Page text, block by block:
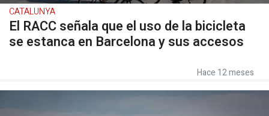
CATALUNYA
El RACC señala que el uso de la bicicleta
se estanca en Barcelona y sus accesos
Hace 12 meses